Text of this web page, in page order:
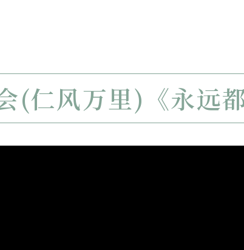
(仁风万里)《永远